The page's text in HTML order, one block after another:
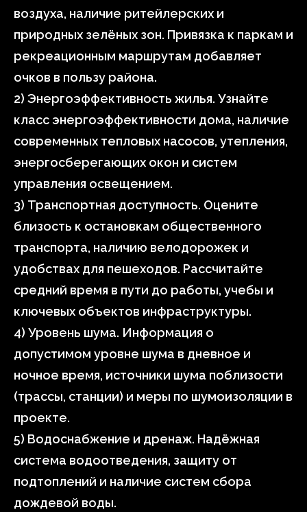
воздуха, наличие ритейлерских и
природных зелёных зон. Привязка к паркам и
рекреационным маршрутам добавляет
очков в пользу района.
2) Энергоэффективность жилья. Узнайте
класс энергоэффективности дома, наличие
современных тепловых насосов, утепления,
энергосберегающих окон и систем
управления освещением.
3) Транспортная доступность. Оцените
близость к остановкам общественного
транспорта, наличию велодорожек и
удобствах для пешеходов. Рассчитайте
средний время в пути до работы, учебы и
ключевых объектов инфраструктуры.
4) Уровень шума. Информация о
допустимом уровне шума в дневное и
ночное время, источники шума поблизости
(трассы, станции) и меры по шумоизоляции в
проекте.
5) Водоснабжение и дренаж. Надёжная
система водоотведения, защиту от
подтоплений и наличие систем сбора
дождевой воды.